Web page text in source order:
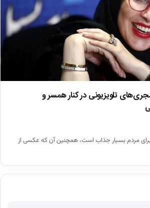
تلویزیونی در کنار همسر و
مردم بسیار جذاب است، همچنین آن که عکسی از